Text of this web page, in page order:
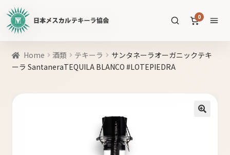
本
ス
カ
0
商
品
検
Home 酒類 テキーラ
サンタネーラオーガニックテキ
ーラ SantaneraTEQUILA BLANCO #LOTEPIEDRA